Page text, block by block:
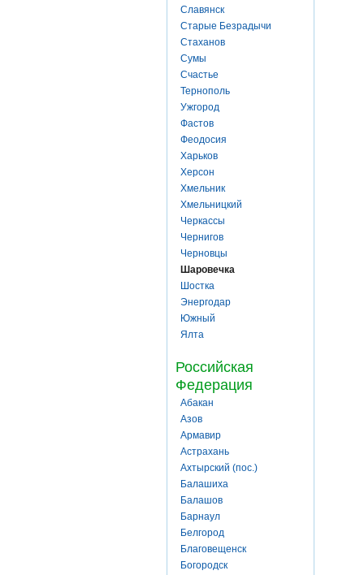
Славянск
Старые Безрадычи
Стаханов
Сумы
Счастье
Тернополь
Ужгород
Фастов
Феодосия
Харьков
Херсон
Хмельник
Хмельницкий
Черкассы
Чернигов
Черновцы
Шаровечка
Шостка
Энергодар
Южный
Ялта
Российская
Федерация
Абакан
Азов
Армавир
Астрахань
Ахтырский (пос.)
Балашиха
Балашов
Барнаул
Белгород
Благовещенск
Богородск